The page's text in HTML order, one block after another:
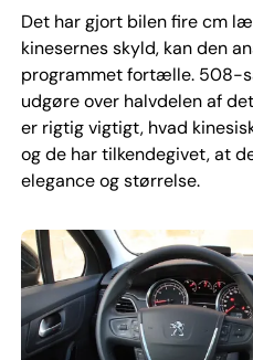
Det har gjort bilen fire cm
kinesernes skyld, kan den
programmet fortælle. 508-
udgøre over halvdelen af
er rigtig vigtigt, hvad
og de har tilkendegivet, at
elegance og størrelse.